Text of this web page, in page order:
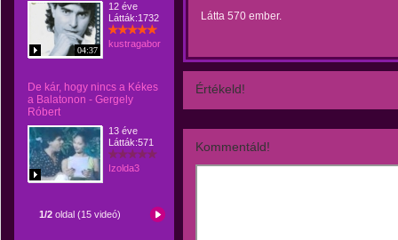
04:37
12 éve
Látták:1732
kustragabor
De kár, hogy nincs a Kékes
a Balatonon - Gergely
Róbert
13 éve
Látták:571
Izolda3
1/2 oldal (15 videó)
Látta 570 ember.
Értékeld!
Kommentáld!